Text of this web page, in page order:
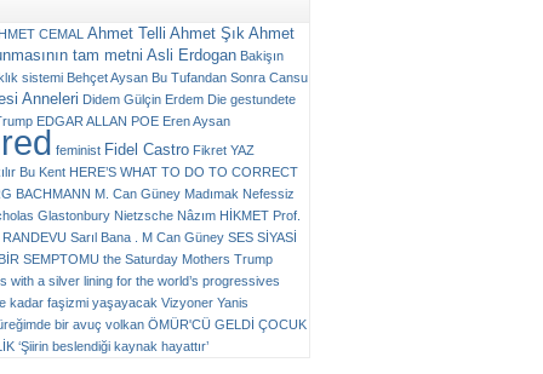
CEMAL Ahmet Telli Ahmet Şık Ahmet
tam metni Asli Erdogan Bakişın
sistemi Behçet Aysan Bu Tufandan Sonra Cansu
Anneleri Didem Gülçin Erdem Die gestundete
EDGAR ALLAN POE Eren Aysan
feminist Fidel Castro Fikret YAZ
Bu Kent HERE’S WHAT TO DO TO CORRECT
BACHMANN M. Can Güney Madımak Nefessiz
Glastonbury Nietzsche Nâzım HİKMET Prof.
RANDEVU Sarıl Bana . M Can Güney SES SİYASİ
SEMPTOMU the Saturday Mothers Trump
with a silver lining for the world’s progressives
kadar faşizmi yaşayacak Vizyoner Yanis
bir avuç volkan ÖMÜR'CÜ GELDİ ÇOCUK
‘Şiirin beslendiği kaynak hayattır’